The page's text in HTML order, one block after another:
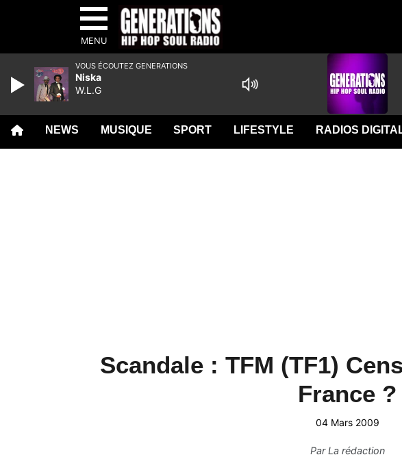
MENU
NEWS MUSIQUE SPORT LIFESTYLE RADIOS
Scandale : TFM (TF1)
France ?
04 Mars 2009
ParLa rédaction
VOUS ÉCOUTEZ GENERATIONS
Niska
W.L.G